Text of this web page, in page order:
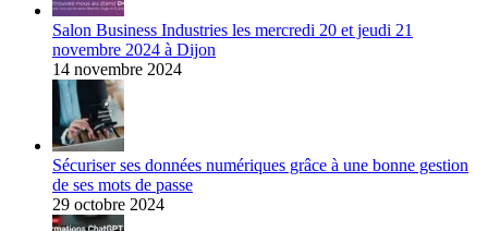
Salon Business Industries les mercredi 20 et jeudi 21
novembre 2024 à Dijon
14 novembre 2024
Sécuriser ses données numériques grâce à une bonne gestion
de ses mots de passe
29 octobre 2024